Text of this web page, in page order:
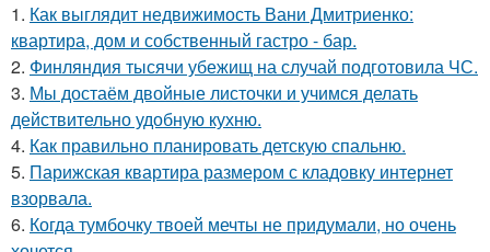
1. Как выглядит недвижимость Вани Дмитриенко:
квартира, дом и собственный гастро - бар.
2. Финляндия тысячи убежищ на случай подготовила ЧС.
3. Мы достаём двойные листочки и учимся делать
действительно удобную кухню.
4. Как правильно планировать детскую спальню.
5. Парижская квартира размером с кладовку интернет
взорвала.
6. Когда тумбочку твоей мечты не придумали, но очень